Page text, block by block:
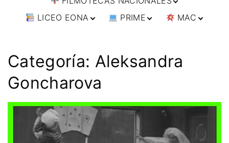
DIRECTORES (L-
W)
ANIMACIÓN
ARTES MARCIALES
CINE DOCUMENTAL
CINE NEGRO / CRIMEN /
ESPIONAJE
COMEDIA
DRAMA
ÉPICO / MITOLÓGICO
AFRICA
BRASIL
CHILE
MÉXICO
URUGUAY
ASIA
INDIA
JAPÓN
EUROPA
ALEMANIA
BÉLGICA
DINAMARCA
ESPAÑA
OCEANIA
LICEO EONA
TALLERES
ONLINE
FILM DOCTOR
SERVICIOS DE
COMPUTACIÓN
DISEÑO WEB
PRIME
IMPRESCINDIBLES
MAC
🗨 CÓMICS
Categoría: Aleksandra
Goncharova